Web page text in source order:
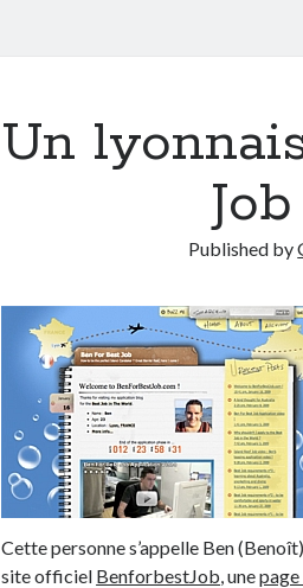
Un
Published by
Cette personne s’appelle Ben
site officiel BenforbestJob, une